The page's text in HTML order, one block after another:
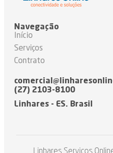
Navegação
Início
Serviços
Contrato
(27) 2103-8100
Linhares - ES. Brasil
Linhares Servicos